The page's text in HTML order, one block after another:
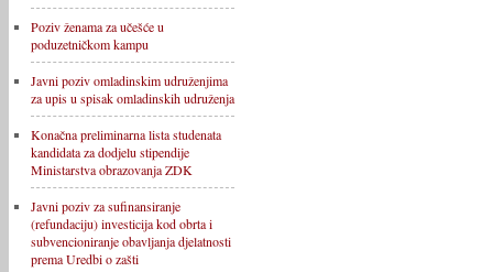
Poziv ženama za učešće u
poduzetničkom kampu
Javni poziv omladinskim udruženjima
za upis u spisak omladinskih udruženja
Konačna preliminarna lista studenata
kandidata za dodjelu stipendije
Ministarstva obrazovanja ZDK
Javni poziv za sufinansiranje
(refundaciju) investicija kod obrta i
subvencioniranje obavljanja djelatnosti
prema Uredbi o zašti